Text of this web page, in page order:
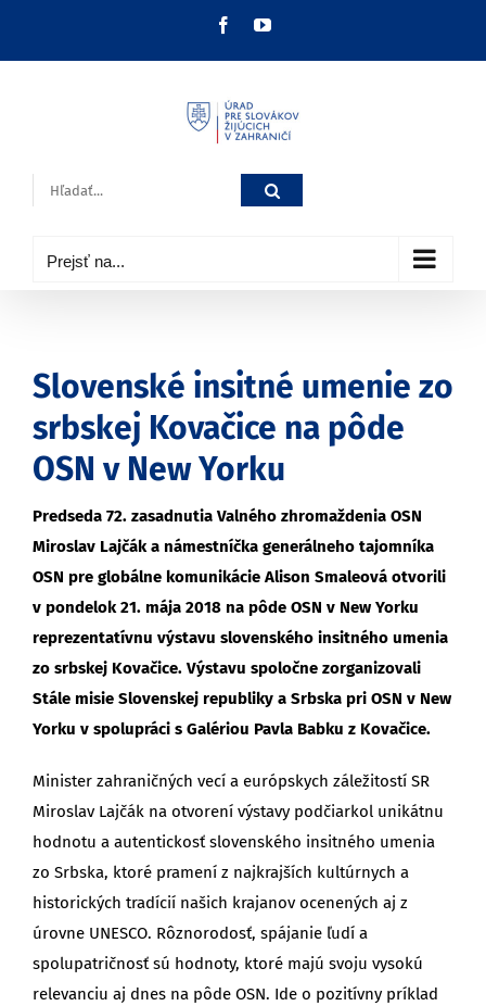
FacebookYouTube
Hľadať:
Prejsť na...
Slovenské insitné umenie zo
srbskej Kovačice na pôde
OSN v New Yorku
Predseda 72. zasadnutia Valného zhromaždenia OSN
Miroslav Lajčák a námestníčka generálneho tajomníka
OSN pre globálne komunikácie Alison Smaleová otvorili
v pondelok 21. mája 2018 na pôde OSN v New Yorku
reprezentatívnu výstavu slovenského insitného umenia
zo srbskej Kovačice. Výstavu spoločne zorganizovali
Stále misie Slovenskej republiky a Srbska pri OSN v New
Yorku v spolupráci s Galériou Pavla Babku z Kovačice.
Minister zahraničných vecí a európskych záležitostí SR
Miroslav Lajčák na otvorení výstavy podčiarkol unikátnu
hodnotu a autentickosť slovenského insitného umenia
zo Srbska, ktoré pramení z najkrajších kultúrnych a
historických tradícií našich krajanov ocenených aj z
úrovne UNESCO. Rôznorodosť, spájanie ľudí a
spolupatričnosť sú hodnoty, ktoré majú svoju vysokú
relevanciu aj dnes na pôde OSN. Ide o pozitívny príklad